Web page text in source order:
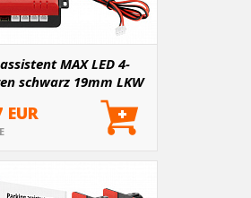
MAX LED 4-
schwarz 19mm LKW
EUR